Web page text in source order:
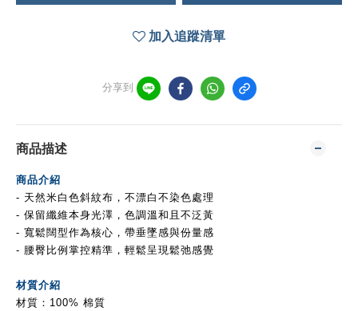
加入追蹤清單
分享到
商品描述
商品介紹
- 天然米白色斜紋布，不漂白不染色處理
- 保留纖維本身光澤，色調溫和且不泛黃
- 寬鬆闊型作為核心，帶垂墜感與份量感
- 腰臀比例掌控精準，輕鬆呈現鬆弛感覺
材質介紹
材質：100% 棉質